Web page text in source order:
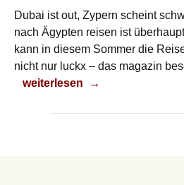
Dubai ist out, Zypern scheint
nach Ägypten reisen ist
kann in diesem Sommer die
nicht nur luckx – das magazin
Urlaub auf der Kippe?
weiterlesen →